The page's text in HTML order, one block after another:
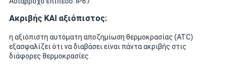
Ακριβής ΚΑΙ αξιόπιστος:
η αξιόπιστη αυτόματη αποζημίωση θερμοκρασίας (ATC)
εξασφαλίζει ότι να διαβάσει είναι πάντα ακριβής στις
διάφορες θερμοκρασίες.